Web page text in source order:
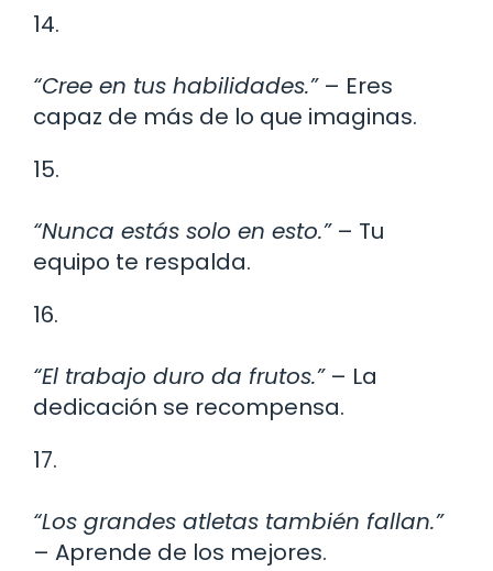
14.
“Cree en tus habilidades.”– Eres
capaz de más de lo que imaginas.
15.
“Nunca estás solo en esto.”– Tu
equipo te respalda.
16.
“El trabajo duro da frutos.”– La
dedicación se recompensa.
17.
“Los grandes atletas también fallan.”
– Aprende de los mejores.